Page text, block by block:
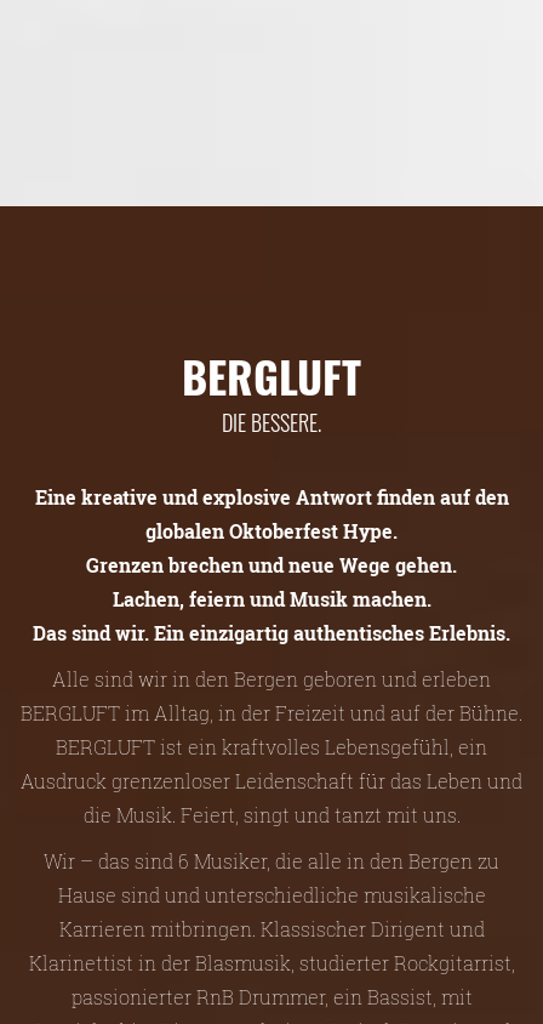
BERGLUFT
DIE BESSERE.
Eine kreative und explosive Antwort finden auf den
globalen Oktoberfest Hype.
Grenzen brechen und neue Wege gehen.
Lachen, feiern und Musik machen.
Das sind wir. Ein einzigartig authentisches Erlebnis.
Alle sind wir in den Bergen geboren und erleben
BERGLUFT im Alltag, in der Freizeit und auf der Bühne.
BERGLUFT ist ein kraftvolles Lebensgefühl, ein
Ausdruck grenzenloser Leidenschaft für das Leben und
die Musik. Feiert, singt und tanzt mit uns.
Wir – das sind 6 Musiker, die alle in den Bergen zu
Hause sind und unterschiedliche musikalische
Karrieren mitbringen. Klassischer Dirigent und
Klarinettist in der Blasmusik, studierter Rockgitarrist,
passionierter RnB Drummer, ein Bassist, mit